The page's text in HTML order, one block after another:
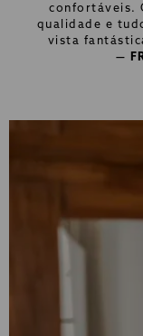
confortáveis.
qualidade e
vista
—